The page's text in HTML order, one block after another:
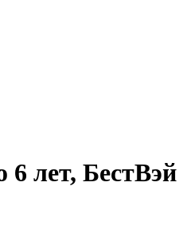
лет,